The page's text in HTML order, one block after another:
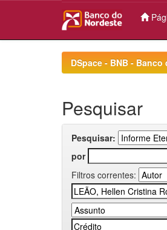
DSpace - BNB -
Pesquisar
Pesquisar:
por
Filtros correntes: